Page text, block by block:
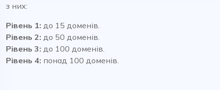
з них:
Рівень 1: до 15 доменів.
Рівень 2: до 50 доменів.
Рівень 3: до 100 доменів.
Рівень 4: понад 100 доменів.